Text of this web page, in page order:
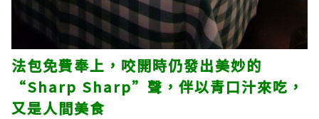
法包免費奉上，咬開時仍發出美妙的
“Sharp Sharp”聲，伴以青口汁來吃，
又是人間美食